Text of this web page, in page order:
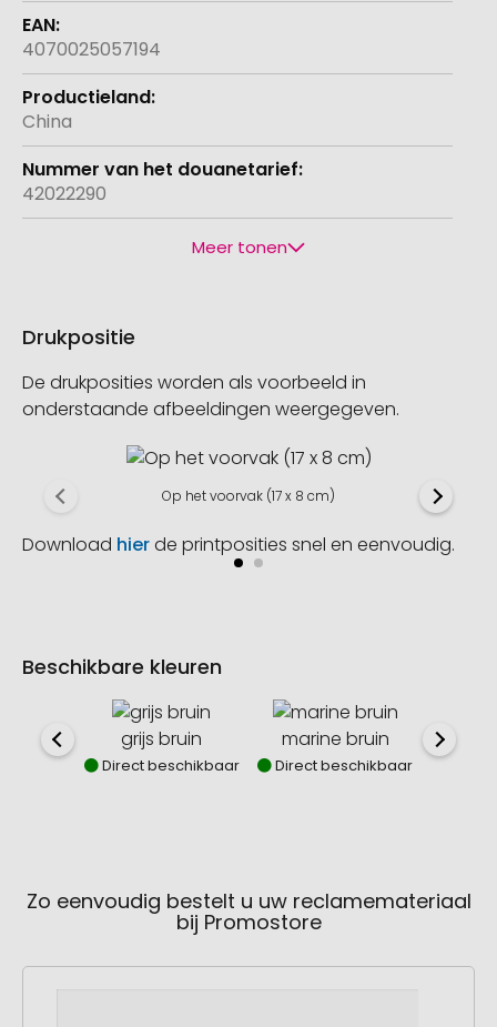
4070025057194
China
42022290
Meer tonen
Drukpositie
De drukposities worden als voorbeeld in
onderstaande afbeeldingen weergegeven.
Op het voorvak (17 x 8 cm)
Download hierde printposities snel en eenvoudig.
Beschikbare kleuren
grijs bruin
Direct beschikbaar
marine bruin
Direct beschikbaar
Zo eenvoudig bestelt u uw reclamemateriaal
bij Promostore